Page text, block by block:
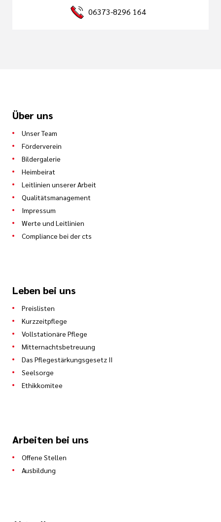
06373-8296 164
Über uns
Unser Team
Förderverein
Bildergalerie
Heimbeirat
Leitlinien unserer Arbeit
Qualitätsmanagement
Impressum
Werte und Leitlinien
Compliance bei der cts
Leben bei uns
Preislisten
Kurzzeitpflege
Vollstationäre Pflege
Mitternachtsbetreuung
Das Pflegestärkungsgesetz II
Seelsorge
Ethikkomitee
Arbeiten bei uns
Offene Stellen
Ausbildung